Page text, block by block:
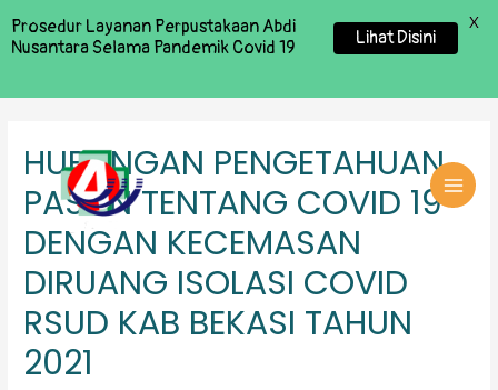
HUBUNGAN PENGETAHUAN
PASIEN TENTANG COVID 19
DENGAN KECEMASAN
DIRUANG ISOLASI COVID
RSUD KAB BEKASI TAHUN
2021
Prosedur Layanan Perpustakaan Abdi
Nusantara Selama Pandemik Covid 19
Lihat Disini
X